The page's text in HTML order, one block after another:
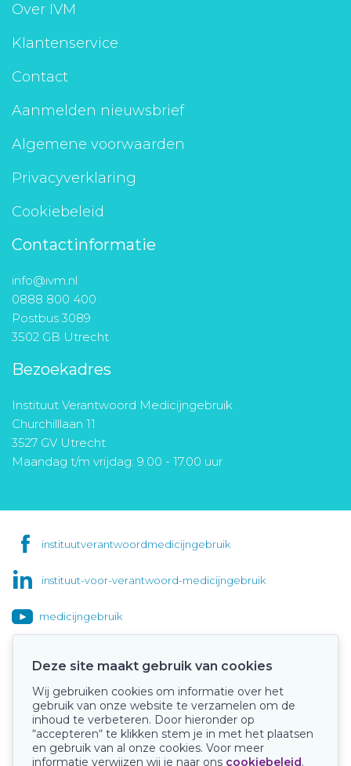
Over IVM
Klantenservice
Contact
Aanmelden nieuwsbrief
Algemene voorwaarden
Privacyverklaring
Cookiebeleid
Contactinformatie
info@ivm.nl
0888 800 400
Postbus 3089
3502 GB Utrecht
Bezoekadres
Instituut Verantwoord Medicijngebruik
Churchilllaan 11
3527 GV Utrecht
Maandag t/m vrijdag: 9.00 - 17.00 uur
instituutverantwoordmedicijngebruik
instituut-voor-verantwoord-medicijngebruik
medicijngebruik
Onze keurmerken
Deze site maakt gebruik van cookies
Wij gebruiken cookies om informatie over het
gebruik van onze website te verzamelen om de
inhoud te verbeteren. Door hieronder op
“accepteren“ te klikken stem je in met het plaatsen
en gebruik van al onze cookies. Voor meer
informatie verwijzen wij je naar ons cookiebeleid.